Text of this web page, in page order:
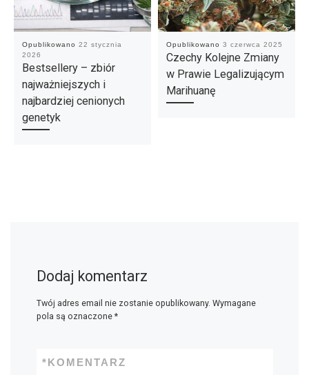
Opublikowano 22 stycznia
2026
Bestsellery – zbiór
najważniejszych i
najbardziej cenionych
genetyk
Opublikowano 3 czerwca 2025
Czechy Kolejne Zmiany
w Prawie Legalizującym
Marihuanę
Dodaj komentarz
Twój adres email nie zostanie opublikowany. Wymagane
pola są oznaczone *
KOMENTARZ
*